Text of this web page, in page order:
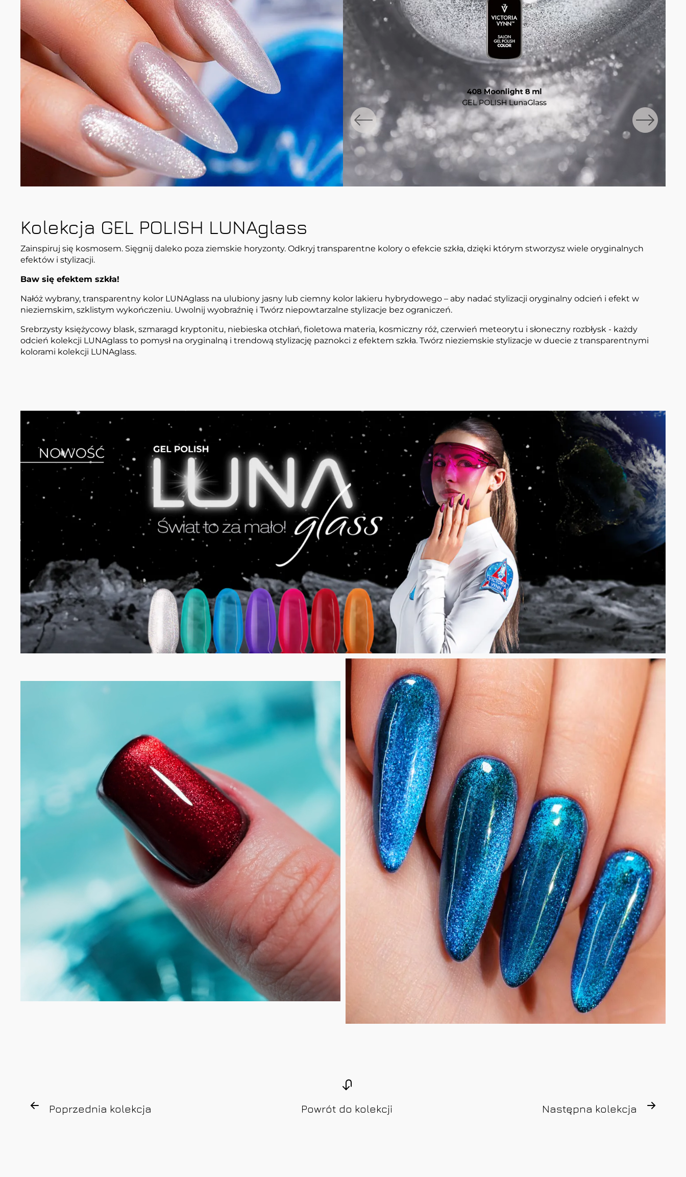
Kolekcja GEL POLISH LUNAglass
Zainspiruj się kosmosem. Sięgnij daleko poza ziemskie horyzonty. Odkryj transparentne kolory o efekcie szkła, dzięki którym stworzysz wiele oryginalnych
efektów i stylizacji.
Baw się efektem szkła!
Nałóż wybrany, transparentny kolor LUNAglass na ulubiony jasny lub ciemny kolor lakieru hybrydowego – aby nadać stylizacji oryginalny odcień i efekt w
nieziemskim, szklistym wykończeniu. Uwolnij wyobraźnię i Twórz niepowtarzalne stylizacje bez ograniczeń.
Srebrzysty księżycowy blask, szmaragd kryptonitu, niebieska otchłań, fioletowa materia, kosmiczny róż, czerwień meteorytu i słoneczny rozbłysk - każdy
odcień kolekcji LUNAglass to pomysł na oryginalną i trendową stylizację paznokci z efektem szkła. Twórz nieziemskie stylizacje w duecie z transparentnymi
kolorami kolekcji LUNAglass.
Poprzednia kolekcja Powrót do kolekcji Następna kolekcja